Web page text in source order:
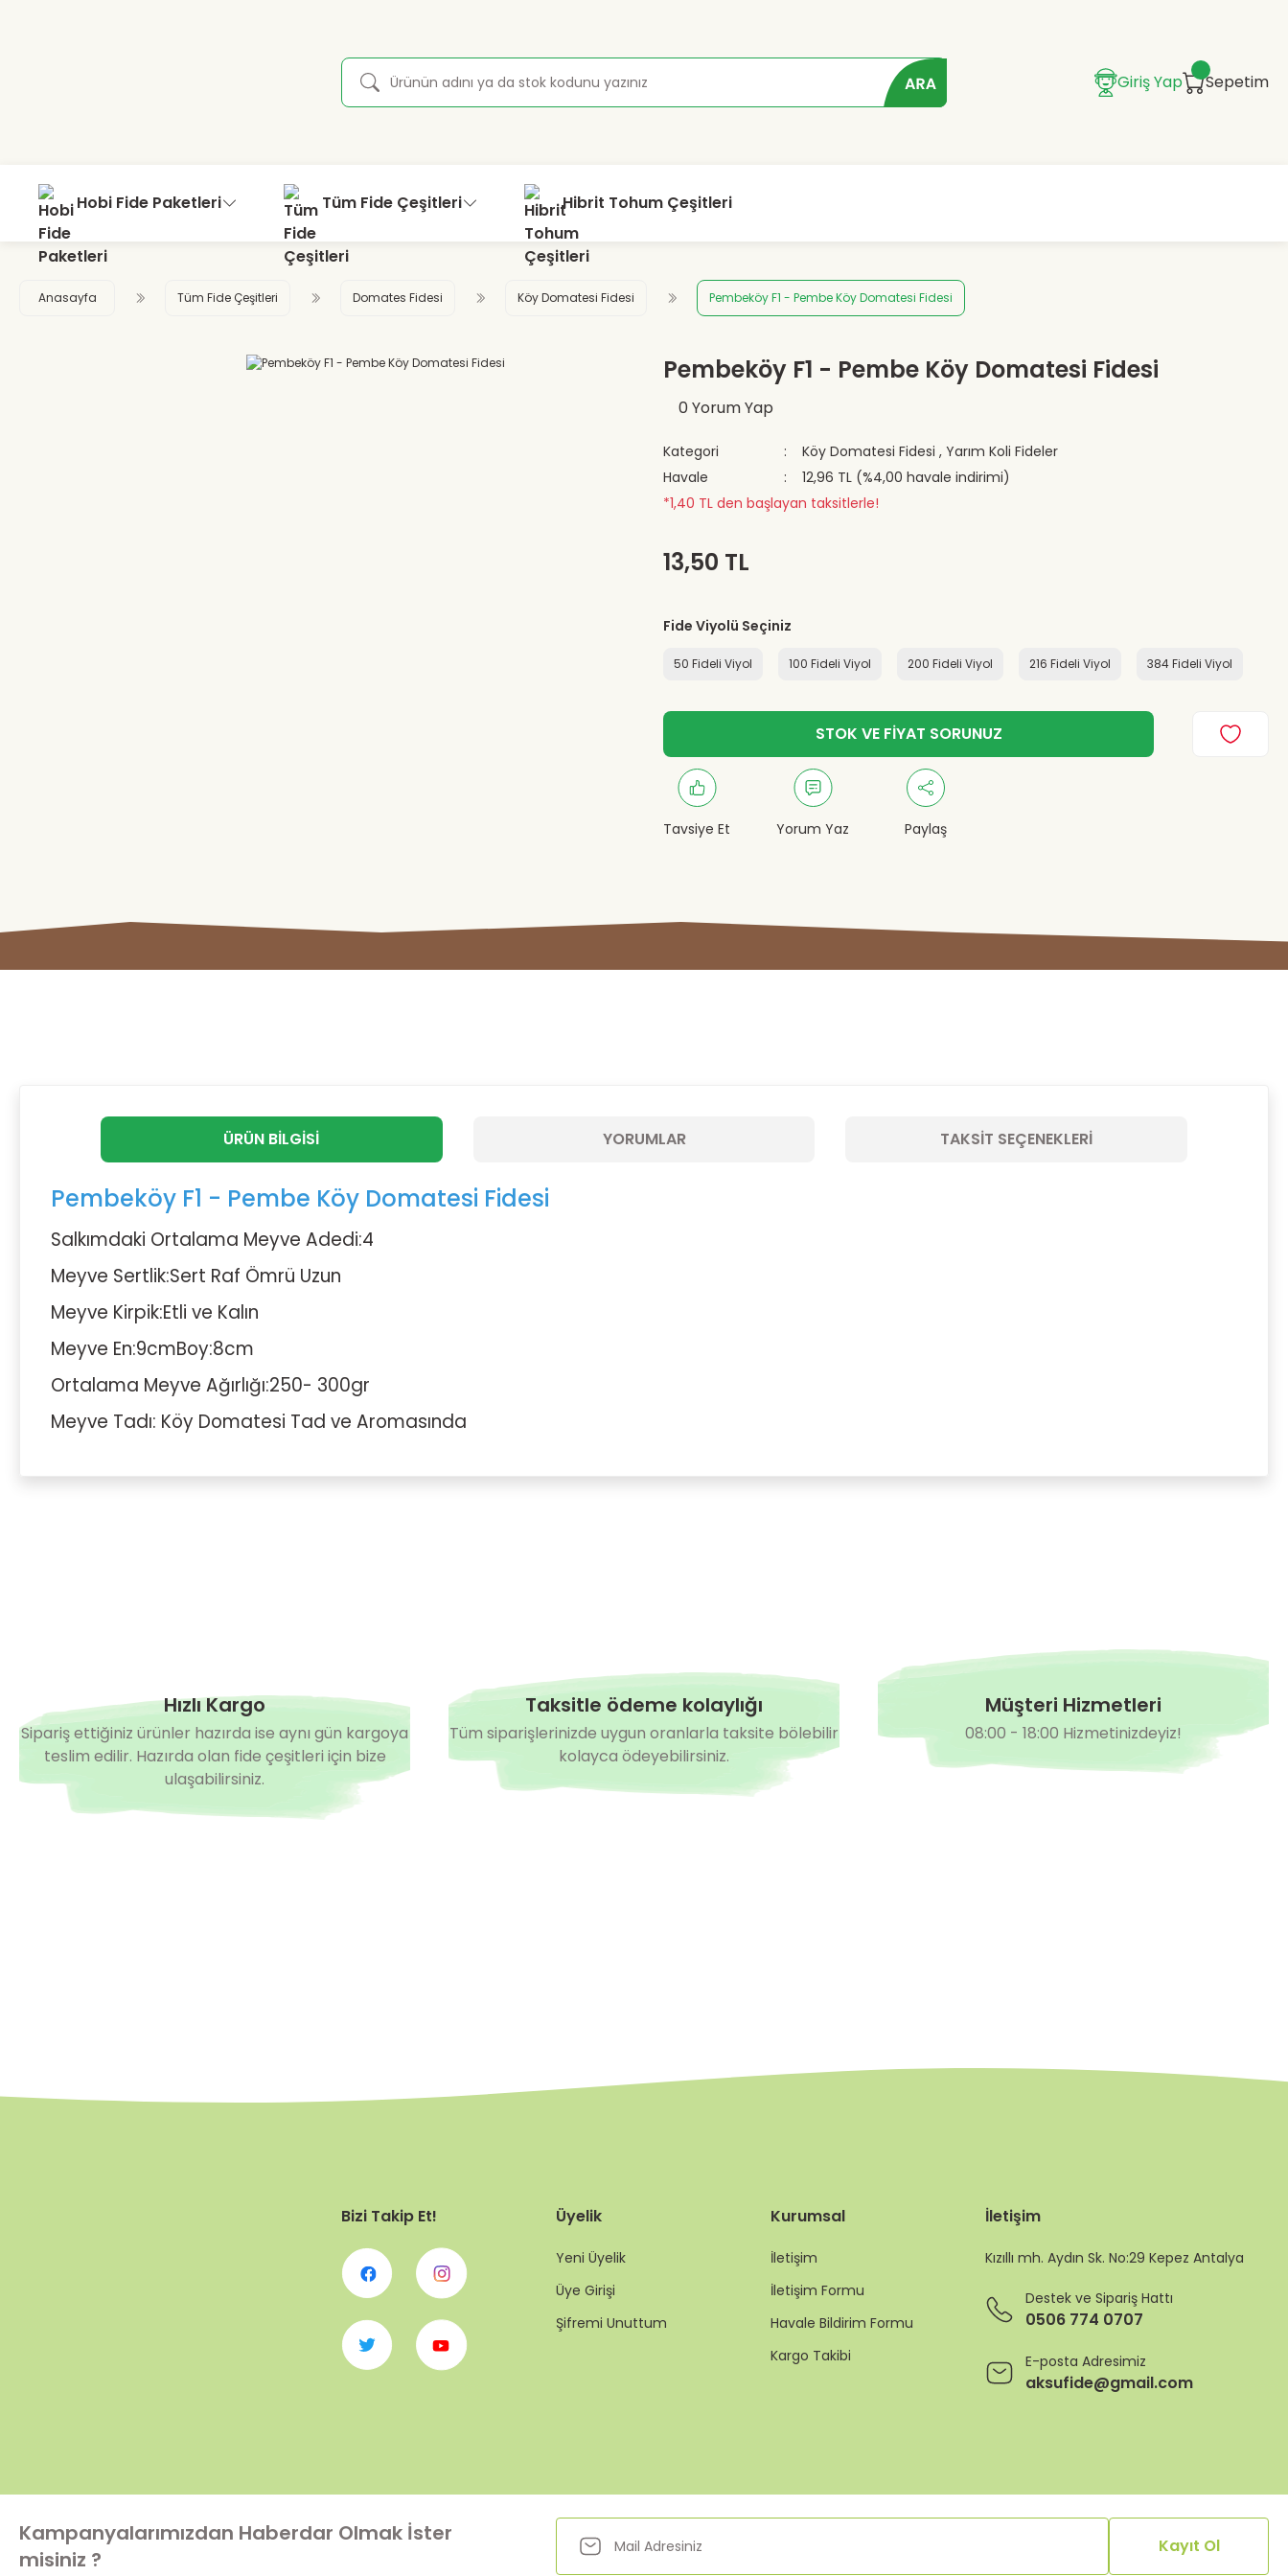
Giriş Yap Sepetim
Hobi Fide Paketleri Tüm Fide Çeşitleri Hibrit Tohum Çeşitleri
Anasayfa Tüm Fide Çeşitleri Domates Fidesi Köy Domatesi Fidesi Pembeköy F1 - Pembe Köy Domatesi Fidesi
Pembeköy F1 - Pembe Köy Domatesi Fidesi
0 Yorum Yap
Kategori Köy Domatesi Fidesi ,Yarım Koli Fideler
Havale
12,96 TL (%4,00 havale indirimi)
*1,40 TL den başlayan taksitlerle!
13,50 TL
Fide Viyolü Seçiniz
50 Fideli Viyol 100 Fideli Viyol 200 Fideli Viyol 216 Fideli Viyol 384 Fideli Viyol
STOK VE FİYAT SORUNUZ
Tavsiye Et Yorum Yaz Paylaş
ÜRÜN BILGISI YORUMLAR TAKSIT SEÇENEKLERI
Pembeköy F1 - Pembe Köy Domatesi Fidesi
Salkımdaki Ortalama Meyve Adedi:4
Meyve Sertlik:Sert Raf Ömrü Uzun
Meyve Kirpik:Etli ve Kalın
Meyve En:9cmBoy:8cm
Ortalama Meyve Ağırlığı:250- 300gr
Meyve Tadı: Köy Domatesi Tad ve Aromasında
Hızlı Kargo
Sipariş ettiğiniz ürünler hazırda ise aynı gün kargoya
teslim edilir. Hazırda olan fide çeşitleri için bize
ulaşabilirsiniz.
Taksitle ödeme kolaylığı
Tüm siparişlerinizde uygun oranlarla taksite bölebilir
kolayca ödeyebilirsiniz.
Müşteri Hizmetleri
08:00 - 18:00 Hizmetinizdeyiz!
Bizi Takip Et! Üyelik
Yeni Üyelik
Üye Girişi
Şifremi Unuttum
Kurumsal
İletişim
İletişim Formu
Havale Bildirim Formu
Kargo Takibi
İletişim
Kızıllı mh. Aydın Sk. No:29 Kepez Antalya
Destek ve Sipariş Hattı
0506 774 0707
E-posta Adresimiz
aksufide@gmail.com
Kampanyalarımızdan Haberdar Olmak İster
misiniz ?
Kayıt Ol